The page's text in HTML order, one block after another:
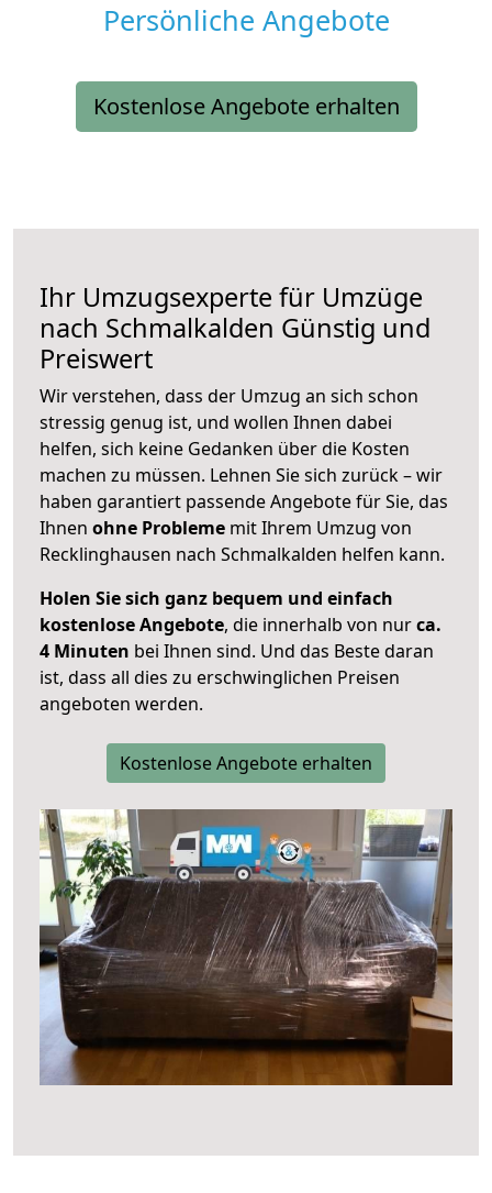
Persönliche Angebote
Kostenlose Angebote erhalten
Ihr Umzugsexperte für Umzüge
nach Schmalkalden Günstig und
Preiswert
Wir verstehen, dass der Umzug an sich schon
stressig genug ist, und wollen Ihnen dabei
helfen, sich keine Gedanken über die Kosten
machen zu müssen. Lehnen Sie sich zurück – wir
haben garantiert passende Angebote für Sie, das
Ihnen ohne Probleme mit Ihrem Umzug von
Recklinghausen nach Schmalkalden helfen kann.
Holen Sie sich ganz bequem und einfach
kostenlose Angebote, die innerhalb von nurca.
4 Minuten bei Ihnen sind. Und das Beste daran
ist, dass all dies zu erschwinglichen Preisen
angeboten werden.
Kostenlose Angebote erhalten